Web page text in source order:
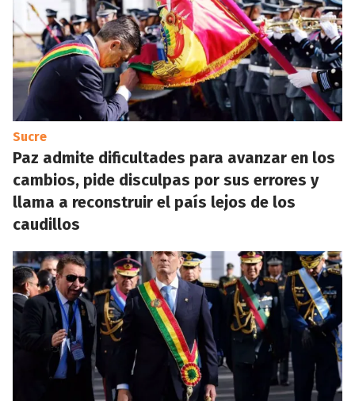
Sucre
Paz admite dificultades para avanzar en los
cambios, pide disculpas por sus errores y
llama a reconstruir el país lejos de los
caudillos